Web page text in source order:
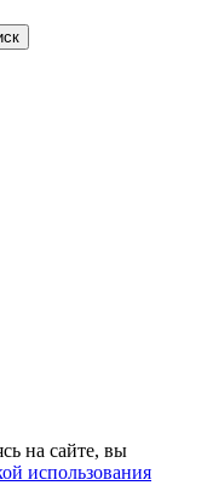
на сайте, вы
использования